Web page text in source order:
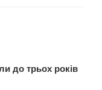
до трьох років